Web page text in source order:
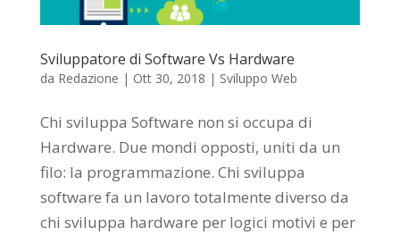
Sviluppatore di Software Vs Hardware
da Redazione | Ott 30, 2018 | Sviluppo Web
Chi sviluppa Software non si occupa di
Hardware. Due mondi opposti, uniti da un
filo: la programmazione. Chi sviluppa
software fa un lavoro totalmente diverso da
chi sviluppa hardware per logici motivi e per